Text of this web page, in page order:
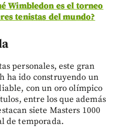
Wimbledon es el torneo
tenistas del mundo?
personales, este gran
ha ido construyendo un
con un oro olímpico
entre los que además
siete Masters 1000
de temporada.